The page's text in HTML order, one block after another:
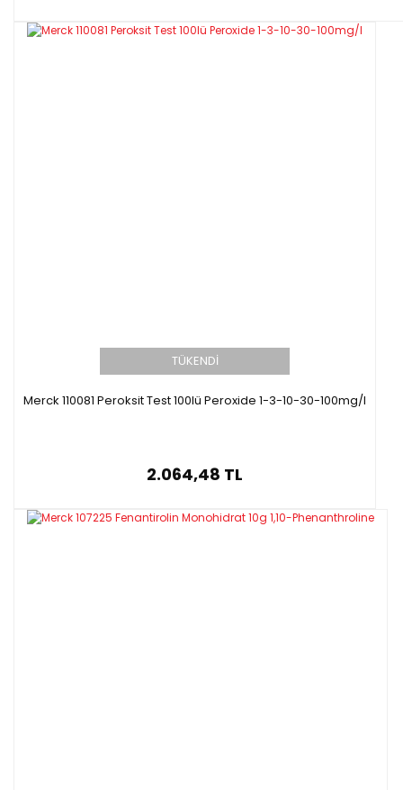
TÜKENDİ
Merck 110081 Peroksit Test 100lü Peroxide 1-3-10-30-100mg/l
2.064,48 TL